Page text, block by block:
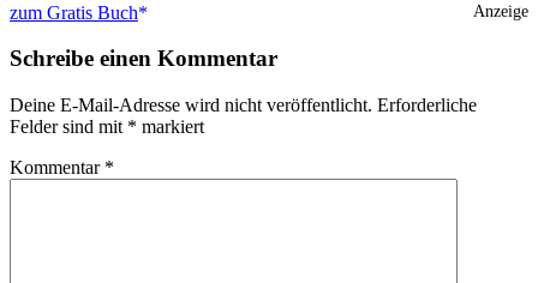
Anzeige
zum Gratis Buch
Schreibe einen Kommentar
Deine E-Mail-Adresse wird nicht veröffentlicht. Erforderliche
Felder sind mit * markiert
Kommentar *